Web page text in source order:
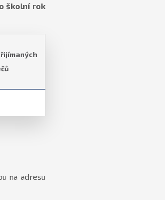
školní rok
na adresu